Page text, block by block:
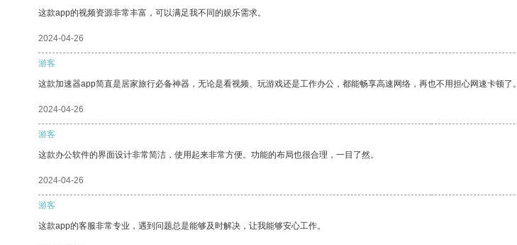
这款app的视频资源非常丰富，可以满足我不同的娱乐需求。
2024-04-26
游客
这款加速器app简直是居家旅行必备神器，无论是看视频、玩游戏还是工作办公，都能畅享高速网络，再也不用担心网速卡顿了。
2024-04-26
游客
这款办公软件的界面设计非常简洁，使用起来非常方便。功能的布局也很合理，一目了然。
2024-04-26
游客
这款app的客服非常专业，遇到问题总是能够及时解决，让我能够安心工作。